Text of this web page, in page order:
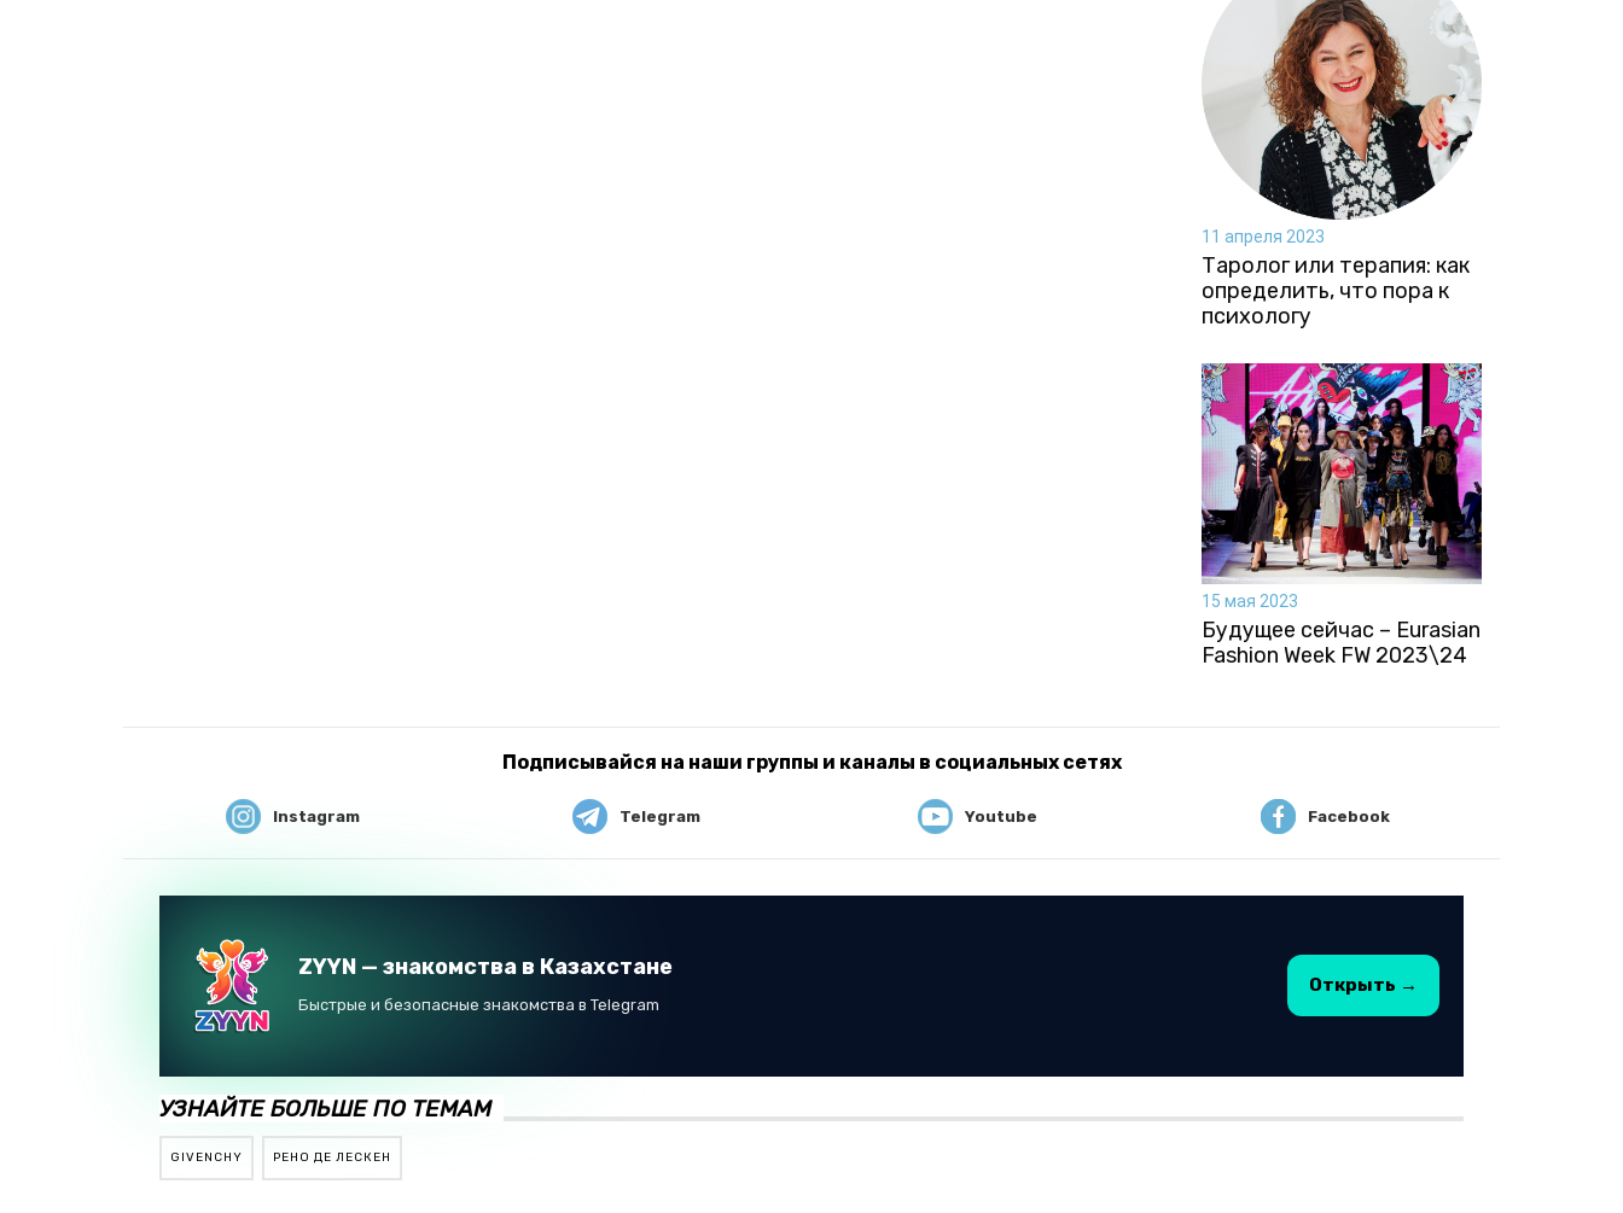
11 апреля 2023
Таролог или терапия: как
определить, что пора к
психологу
15 мая 2023
Будущее сейчас – Eurasian
Fashion Week FW 2023\24
Подписывайся на наши группы и каналы в социальных сетях
Instagram Telegram Youtube Facebook
ZYYN — знакомства в Казахстане
Быстрые и безопасные знакомства в Telegram
Открыть →
УЗНАЙТЕ БОЛЬШЕ ПО ТЕМАМ
GIVENCHY РЕНО ДЕ ЛЕСКЕН